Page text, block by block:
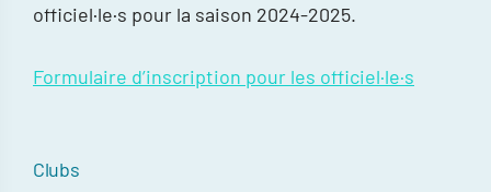
officiel·le·s pour la saison 2024-2025.
Formulaire d’inscription pour les officiel·le·s
Clubs